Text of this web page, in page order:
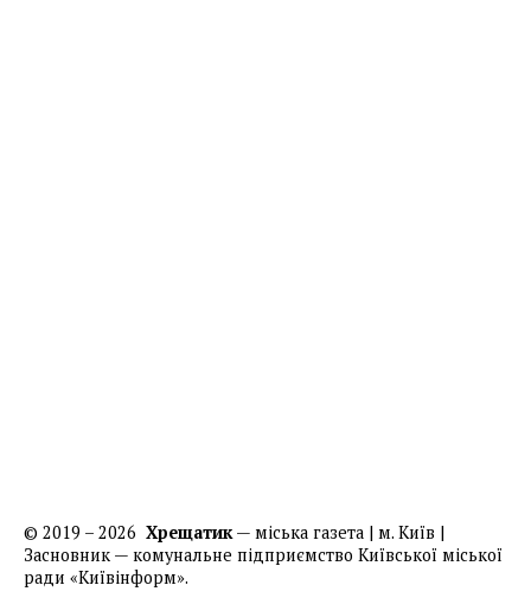
© 2019 – 2026 Хрещатик— міська газета | м. Київ |
Засновник — комунальне підприємство Київської міської
ради «Київінформ».